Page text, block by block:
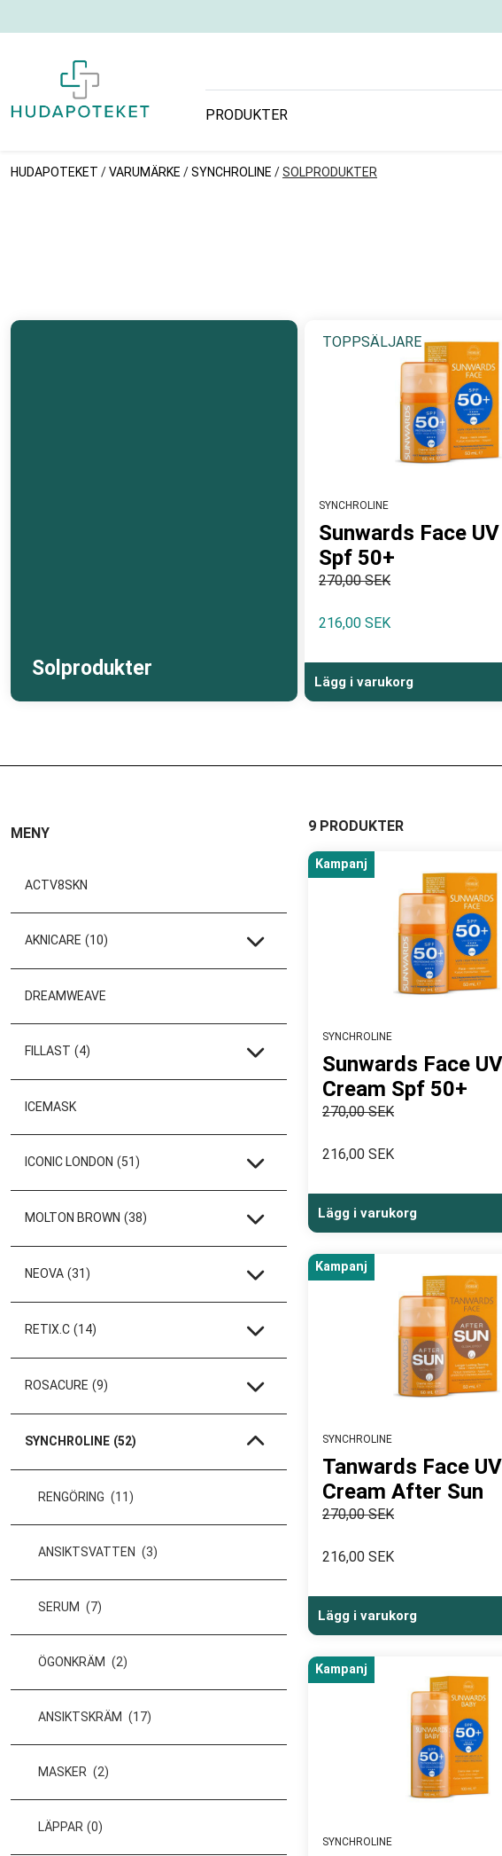
PRODUKTER
HUDAPOTEKET /VARUMÄRKE /SYNCHROLINE /SOLPRODUKTER
Solprodukter
TOPPSÄLJARE
SYNCHROLINE
Sunwards Face
Spf 50+
270,00 SEK
216,00 SEK
Lägg i varukorg
MENY
ACTV8SKN
AKNICARE (10)
DREAMWEAVE
FILLAST (4)
ICEMASK
ICONIC LONDON (51)
MOLTON BROWN (38)
NEOVA (31)
RETIX.C (14)
ROSACURE (9)
SYNCHROLINE (52)
RENGÖRING (11)
ANSIKTSVATTEN (3)
SERUM (7)
ÖGONKRÄM (2)
ANSIKTSKRÄM (17)
MASKER (2)
LÄPPAR (0)
9 PRODUKTER
Kampanj
SYNCHROLINE
Sunwards Face UV
Cream Spf 50+
270,00 SEK
216,00 SEK
Lägg i varukorg
Kampanj
SYNCHROLINE
Tanwards Face UV
Cream After Sun
270,00 SEK
216,00 SEK
Lägg i varukorg
Kampanj
SYNCHROLINE